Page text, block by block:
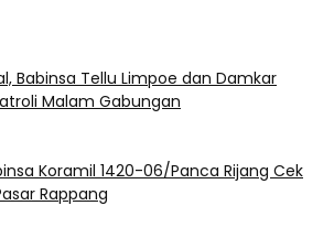
Babinsa Tellu Limpoe dan Damkar
Malam Gabungan
Koramil 1420-06/Panca Rijang Cek
Rappang